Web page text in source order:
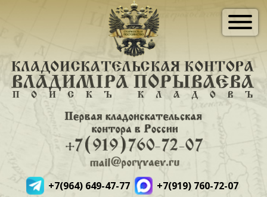
+7(964) 649-47-77 +7(919) 760-72-07